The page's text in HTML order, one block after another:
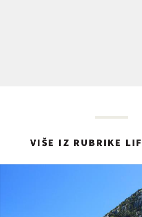
VIŠE IZ RUBRIKE